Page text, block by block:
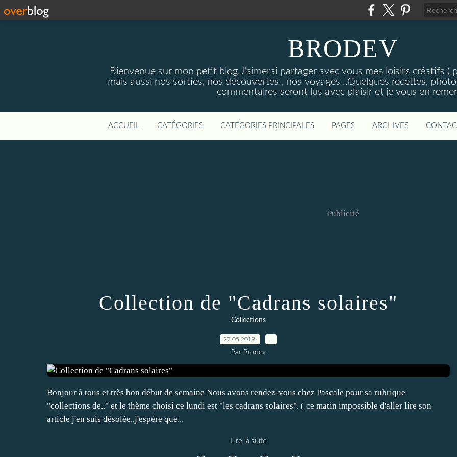
BRODEV
Bienvenue sur mon petit blog.J'aimerai partager avec vous mes loisirs créatifs (
mais aussi nos sorties, nos découvertes , nos voyages ..Quelques recettes,
commentaires seront lus avec plaisir et je vous en
ACCUEIL CATÉGORIES CATÉGORIES PRINCIPALES PAGES ARCHIVES
Publicité
Collection de "Cadrans solaires"
Collections
27.05.2019
Par Brodev
Bonjour à tous et très bon début de semaine Nous avons rendez-vous chez Pascale pour sa rubrique
"collections de.." et le thème choisi ce lundi est "les cadrans solaires". ( ce matin impossible d'aller lire son
article j'en suis désolée..j'espère que...
Lire la suite